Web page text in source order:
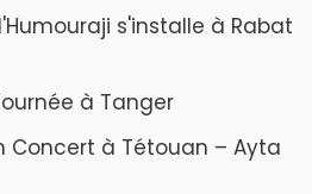
s'installe à Rabat
à Tanger
Concert à Tétouan – Ayta